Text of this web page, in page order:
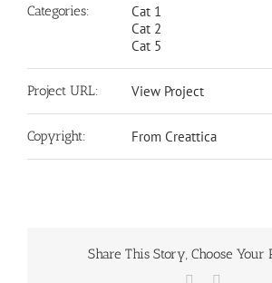
Categories:
Cat 1
Cat 2
Cat 5
Project URL: View Project
Copyright: From Creattica
Share This Story, Choose Your
Facebook